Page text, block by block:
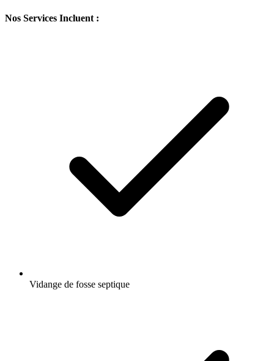
Nos Services Incluent :
Vidange de fosse septique